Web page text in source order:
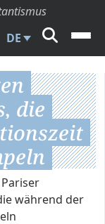
DE
die
während der